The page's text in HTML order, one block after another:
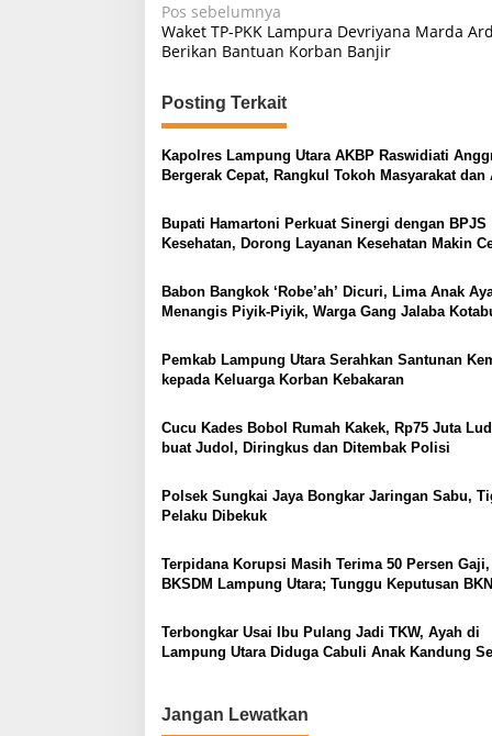
N
a
i
g
a
i
o
s
Pos sebelumnya
Waket TP-PKK Lampura Devriyana Marda
Berikan Bantuan Korban Banjir
Posting Terkait
Kapolres Lampung Utara AKBP Raswidiati
Bergerak Cepat, Rangkul Tokoh Masyarakat dan
Bupati Hamartoni Perkuat Sinergi dengan BPJS
Kesehatan, Dorong Layanan Kesehatan Makin
Babon Bangkok ‘Robe’ah’ Dicuri, Lima Anak
Menangis Piyik-Piyik, Warga Gang Jalaba
Pemkab Lampung Utara Serahkan Santunan
kepada Keluarga Korban Kebakaran
Cucu Kades Bobol Rumah Kakek, Rp75 Juta
buat Judol, Diringkus dan Ditembak Polisi
Polsek Sungkai Jaya Bongkar Jaringan Sabu,
Pelaku Dibekuk
Terpidana Korupsi Masih Terima 50 Persen Gaji,
BKSDM Lampung Utara; Tunggu Keputusan BKN
Terbongkar Usai Ibu Pulang Jadi TKW, Ayah di
Lampung Utara Diduga Cabuli Anak Kandung
Jangan Lewatkan